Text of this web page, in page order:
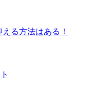
る方法はある！